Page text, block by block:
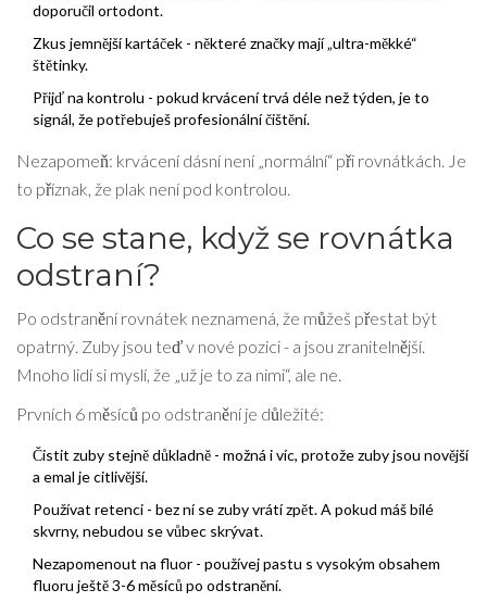
doporučil ortodont.
Zkus jemnější kartáček - některé značky mají „ultra-měkké“
štětinky.
Přijď na kontrolu - pokud krvácení trvá déle než týden, je to
signál, že potřebuješ profesionální čištění.
Nezapomeň: krvácení dásní není „normální“ při rovnátkách. Je
to příznak, že plak není pod kontrolou.
Co se stane, když se rovnátka
odstraní?
Po odstranění rovnátek neznamená, že můžeš přestat být
opatrný. Zuby jsou teď v nové pozici - a jsou zranitelnější.
Mnoho lidí si myslí, že „už je to za nimi“, ale ne.
Prvních 6 měsíců po odstranění je důležité:
Čistit zuby stejně důkladně - možná i víc, protože zuby jsou novější
a emal je citlivější.
Používat retenci - bez ní se zuby vrátí zpět. A pokud máš bílé
skvrny, nebudou se vůbec skrývat.
Nezapomenout na fluor - používej pastu s vysokým obsahem
fluoru ještě 3-6 měsíců po odstranění.